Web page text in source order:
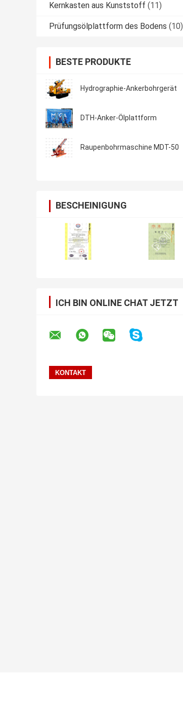
Kernkasten aus Kunststoff (11)
Prüfungsölplattform des Bodens (10)
BESTE PRODUKTE
Hydrographie-Ankerbohrgerät
DTH-Anker-Ölplattform
Raupenbohrmaschine MDT-50
BESCHEINIGUNG
ICH BIN ONLINE CHAT JETZT